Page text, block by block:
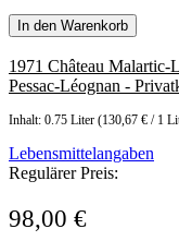
In den Warenkorb
1971 Château Malartic-
Pessac-Léognan -
Inhalt: 0.75 Liter (130,67 € / 1
Lebensmittelangaben
Regulärer Preis:
98,00 €